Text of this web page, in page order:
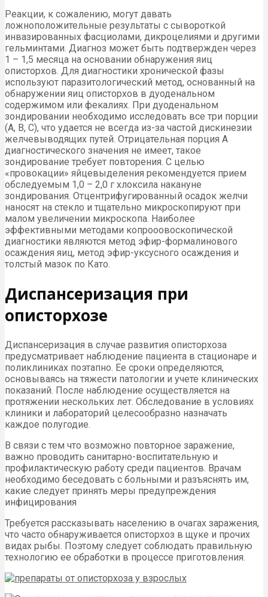
Реакции, к сожалению, могут давать
ложноположительные результаты с сывороткой
инвазированных фасциолами, дикроцелиями и другими
гельминтами. Диагноз может быть подтвержден через
1 – 1,5 месяца на основании обнаружения яиц
описторхов. Для диагностики хронической фазы
используют паразитологический метод, основанный на
обнаружении яиц описторхов в дуоденальном
содержимом или фекалиях. При дуоденальном
зондировании необходимо исследовать все три порции
(А, В, С), что удается не всегда из-за частой дискинезии
желчевыводящих путей. Отрицательная порция А
диагностического значения не имеет, такое
зондирование требует повторения. С целью
«провокации» яйцевыделения рекомендуется прием
обследуемым 1,0 – 2,0 г хлоксила накануне
зондирования. Отцентрифугированный осадок желчи
наносят на стекло и тщательно микроскопируют при
малом увеличении микроскопа. Наиболее
эффективными методами копрооовоскопической
диагностики являются метод эфир-формалинового
осаждения яиц, метод эфир-уксусного осаждения и
толстый мазок по Като.
Диспансеризация при
описторхозе
Диспансеризация в случае развития описторхоза
предусматривает наблюдение пациента в стационаре и
поликлиниках поэтапно. Ее сроки определяются,
основываясь на тяжести патологии и учете клинических
показаний. После наблюдение осуществляется на
протяжении нескольких лет. Обследование в условиях
клиники и лабораторий целесообразно назначать
каждое полугодие.
В связи с тем что возможно повторное заражение,
важно проводить санитарно-воспитательную и
профилактическую работу среди пациентов. Врачам
необходимо беседовать с больными и разъяснять им,
какие следует принять меры предупреждения
инфицирования
Требуется рассказывать населению в очагах заражения,
что часто обнаруживается описторхоз в щуке и прочих
видах рыбы. Поэтому следует соблюдать правильную
технологию ее обработки в процессе приготовления.